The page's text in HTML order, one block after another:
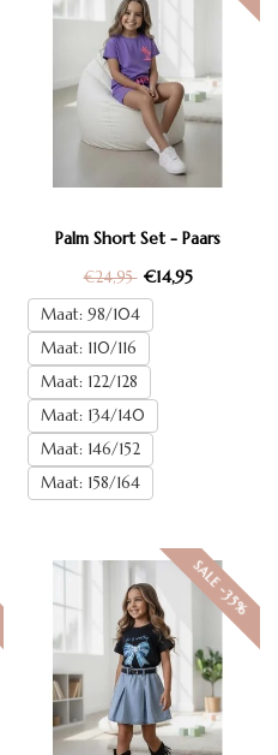
Palm Short Set - Paars
€24,95 €14,95
Maat: 98/104
Maat: 110/116
Maat: 122/128
Maat: 134/140
Maat: 146/152
Maat: 158/164
SALE -35%